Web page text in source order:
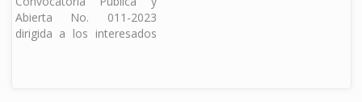
trabajo y esperamos que
su contribución sea valiosa
para el logro de los
Abierta No. 011-2023
dirigida a los interesados